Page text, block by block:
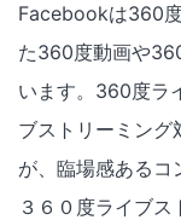
Facebookは360
た360度動画や
います。360度ラ
ブストリーミン
が、臨場感あるコ
３６０度ライブ